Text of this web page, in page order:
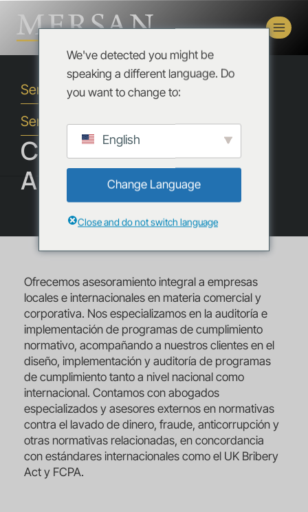
Servicios
Services
Compliance y
Anticorrupción
Ofrecemos asesoramiento integral a empresas
locales e internacionales en materia comercial y
corporativa. Nos especializamos en la auditoría e
implementación de programas de cumplimiento
normativo, acompañando a nuestros clientes en el
diseño, implementación y auditoría de programas
de cumplimiento tanto a nivel nacional como
internacional. Contamos con abogados
especializados y asesores externos en normativas
contra el lavado de dinero, fraude, anticorrupción y
otras normativas relacionadas, en concordancia
con estándares internacionales como el UK Bribery
Act y FCPA.
We've detected you might be
speaking a different language. Do
you want to change to:
English
Change Language
Close and do not switch language